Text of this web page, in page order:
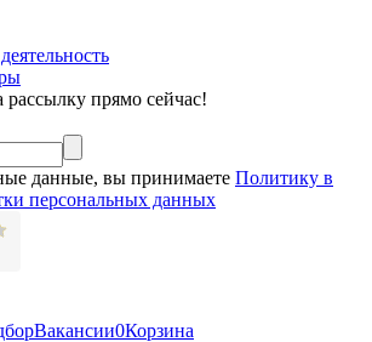
прямо сейчас!
данные, вы принимаете Политику в
персональных данных
Вакансии0Корзина